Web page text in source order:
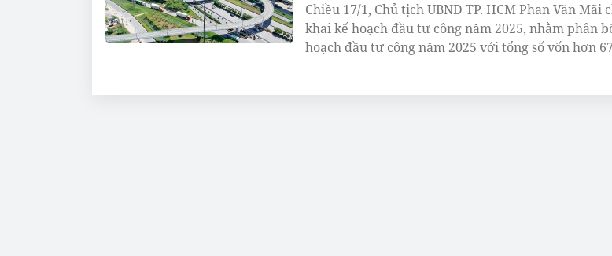
Chiều 17/1, Chủ tịch UBND TP. HCM Phan Văn
khai kế hoạch đầu tư công năm 2025, nhằm phân
hoạch đầu tư công năm 2025 với tổng số vốn hơn